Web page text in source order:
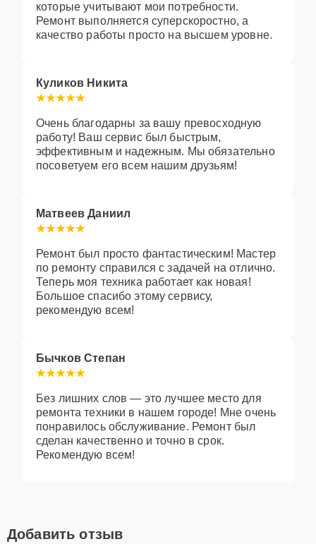
которые учитывают мои потребности.
Ремонт выполняется суперскоростно, а
качество работы просто на высшем уровне.
Куликов Никита
Очень благодарны за вашу превосходную
работу! Ваш сервис был быстрым,
эффективным и надежным. Мы обязательно
посоветуем его всем нашим друзьям!
Матвеев Даниил
Ремонт был просто фантастическим! Мастер
по ремонту справился с задачей на отлично.
Теперь моя техника работает как новая!
Большое спасибо этому сервису,
рекомендую всем!
Бычков Степан
Без лишних слов — это лучшее место для
ремонта техники в нашем городе! Мне очень
понравилось обслуживание. Ремонт был
сделан качественно и точно в срок.
Рекомендую всем!
Добавить отзыв